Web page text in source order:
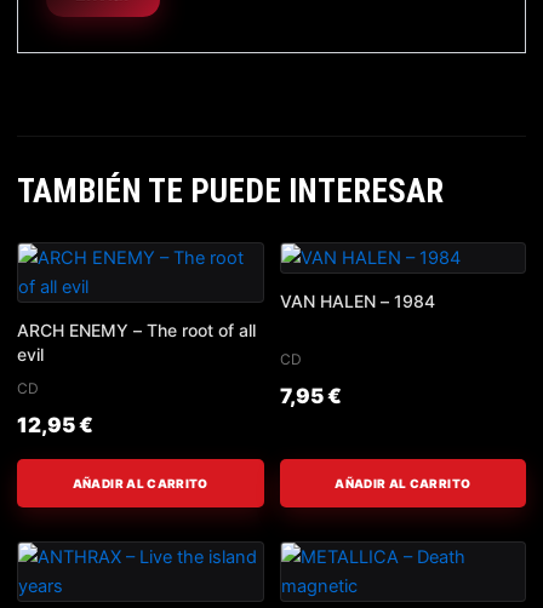
TAMBIÉN TE PUEDE INTERESAR
ARCH ENEMY – The root of all
evil
CD
12,95€
AÑADIR AL CARRITO
VAN HALEN – 1984
CD
7,95€
AÑADIR AL CARRITO